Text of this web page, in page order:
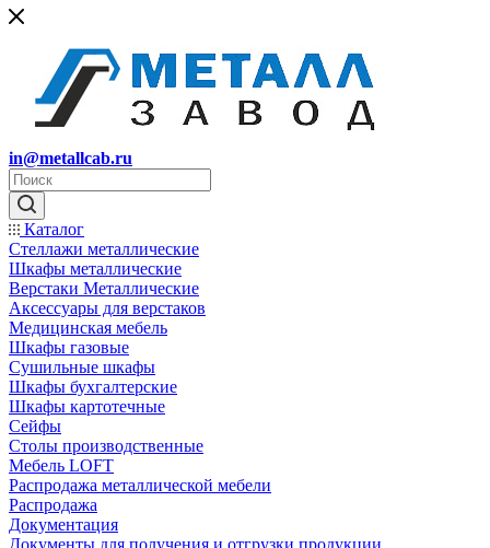
in@metallcab.ru
Каталог
Стеллажи металлические
Шкафы металлические
Верстаки Металлические
Аксессуары для верстаков
Медицинская мебель
Шкафы газовые
Сушильные шкафы
Шкафы бухгалтерские
Шкафы картотечные
Сейфы
Столы производственные
Мебель LOFT
Распродажа металлической мебели
Распродажа
Документация
Документы для получения и отгрузки продукции